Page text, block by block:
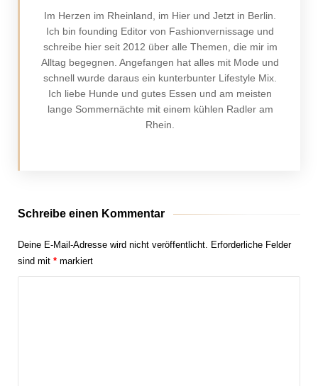
Im Herzen im Rheinland, im Hier und Jetzt in Berlin.
Ich bin founding Editor von Fashionvernissage und
schreibe hier seit 2012 über alle Themen, die mir im
Alltag begegnen. Angefangen hat alles mit Mode und
schnell wurde daraus ein kunterbunter Lifestyle Mix.
Ich liebe Hunde und gutes Essen und am meisten
lange Sommernächte mit einem kühlen Radler am
Rhein.
Schreibe einen Kommentar
Deine E-Mail-Adresse wird nicht veröffentlicht.
Erforderliche Felder
sind mit * markiert